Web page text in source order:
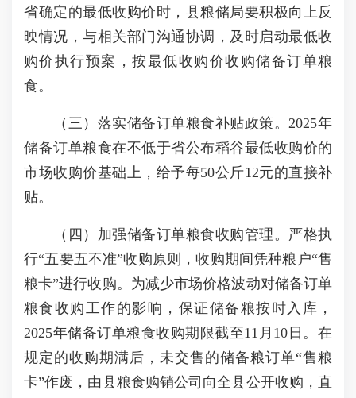
省确定的最低收购价时，县粮储局要积极向上反
映情况，与相关部门沟通协调，及时启动最低收
购价执行预案，按最低收购价收购储备订单粮
食。
（三）落实储备订单粮食补贴政策。2025年
储备订单粮食在不低于省公布稻谷最低收购价的
市场收购价基础上，给予每50公斤12元的直接补
贴。
（四）加强储备订单粮食收购管理。严格执
行“五要五不准”收购原则，收购期间凭种粮户“售
粮卡”进行收购。为减少市场价格波动对储备订单
粮食收购工作的影响，保证储备粮按时入库，
2025年储备订单粮食收购期限截至11月10日。在
规定的收购期满后，未交售的储备粮订单“售粮
卡”作废，由县粮食购销公司向全县公开收购，直